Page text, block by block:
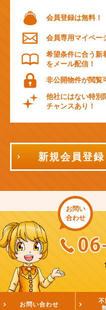
会員登録は無料！
会員専用マイペー
希望条件に合う新
をメール配信！
非公開物件が閲覧
他社にはない特別
チャンスあり！
新規会員登録
お問い
合わせ
お問い合わせ
不